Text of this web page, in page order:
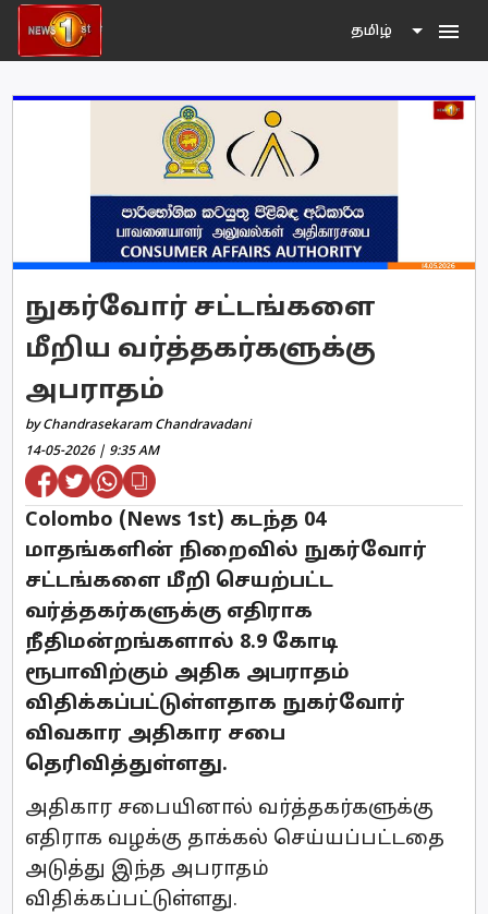
தமிழ் menu
நுகர்வோர் சட்டங்களை
மீறிய வர்த்தகர்களுக்கு
அபராதம்
by Chandrasekaram Chandravadani
14-05-2026 | 9:35 AM
Colombo (News 1st) கடந்த 04
மாதங்களின் நிறைவில் நுகர்வோர்
சட்டங்களை மீறி செயற்பட்ட
வர்த்தகர்களுக்கு எதிராக
நீதிமன்றங்களால் 8.9 கோடி
ரூபாவிற்கும் அதிக அபராதம்
விதிக்கப்பட்டுள்ளதாக நுகர்வோர்
விவகார அதிகார சபை
தெரிவித்துள்ளது.
அதிகார சபையினால் வர்த்தகர்களுக்கு
எதிராக வழக்கு தாக்கல் செய்யப்பட்டதை
அடுத்து இந்த அபராதம்
விதிக்கப்பட்டுள்ளது.